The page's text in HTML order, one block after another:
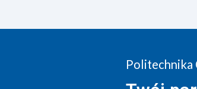
Politechnika